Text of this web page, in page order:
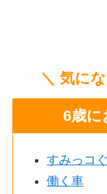
＼ 気に
6歳に
すみっコ
働く車